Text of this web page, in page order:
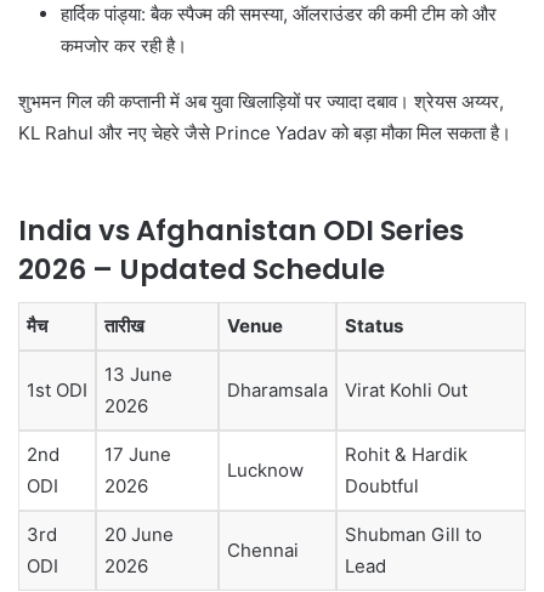
हार्दिक पांड्या: बैक स्पैज्म की समस्या, ऑलराउंडर की कमी टीम को और
कमजोर कर रही है।
शुभमन गिल की कप्तानी में अब युवा खिलाड़ियों पर ज्यादा दबाव। श्रेयस अय्यर,
KL Rahul और नए चेहरे जैसे Prince Yadav को बड़ा मौका मिल सकता है।
India vs Afghanistan ODI Series
2026 – Updated Schedule
मैच तारीख Venue Status
1st ODI
13 June
2026
Dharamsala Virat Kohli Out
2nd
ODI
17 June
2026
Lucknow
Rohit & Hardik
Doubtful
3rd
ODI
20 June
2026
Chennai
Shubman Gill to
Lead